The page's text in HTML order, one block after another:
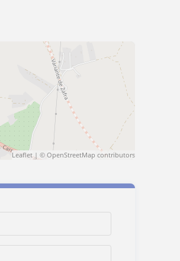
Leaflet| © OpenStreetMap contributors